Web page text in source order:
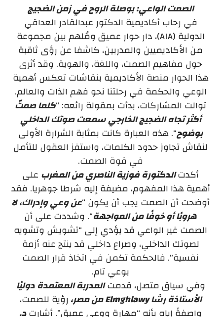
الصمت الواعي: بوصلة الروح في زمن الضجيج
في رحاب أكاديمية الدكتور عبدالقادر العداقي
الدولية (AIA)، دار حوار عميق ومُلهم بين مجموعة
من الأكاديميين والمدربين، كاشفا عن رؤى ثاقبة
حول مفاهيم الصمت، واللغة، والهوية. وقد أثرى
هذا الحوار منصة الأكاديمية بنقاشات تعكس أهمية
الوعي والحكمة في رحلتنا نحو فهم الذات والعالم.
توالت المشاركات، بدأت بمقولة رائعه: “كلما صمتّ
أكثر تجاه الضجيج الخارجي سمعت صوتك الداخلي
بوضوح“. هذه العبارة كانت بمثابة الشرارة الأولى
لنقاش تجاوز حدود الكلمات، واستفز العقول للتأمل
في قوة الصمت.
أكدتالدكتورة فوزية الناصري من المغرب على
أهمية هذا المفهوم، مضيفة إليه شرطا جوهريا. فقد
أوضحت أن الصمت يجب أن يكون “عن وعي وإدراك، لا
هروبًا أو خوفًا من المواجهة“. وشددت على أن
الصمت غير الواعي قد يؤدي إلى “تشويش وتشويه
لصوتك الداخلي، وصراع داخلي قد ينتج عنه أزمة
نفسية”. فالحكمة تكمن في اتخاذ قرار الصمت
بوعي تام.
وفي سياق متصل، قدمتالمدربة المعتمدة دوليًا
الأستاذة رشا Elmghlawy من مصر،
رؤية للصمت،
واصفةً إياه بأنه “مهارة ووعي عميق”. أشارتد.